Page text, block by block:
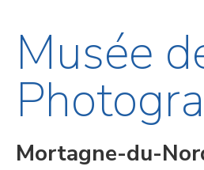
Musée
Mortagne-du-